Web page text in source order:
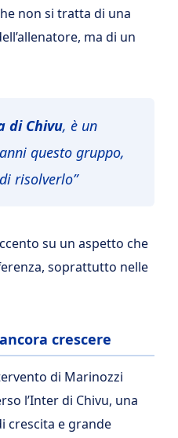
non si tratta di una
ma di un
di Chivu, è un
questo gruppo,
risolverlo”
su un aspetto che
soprattutto nelle
crescere
di Marinozzi
l’Inter di Chivu, una
crescita e grande